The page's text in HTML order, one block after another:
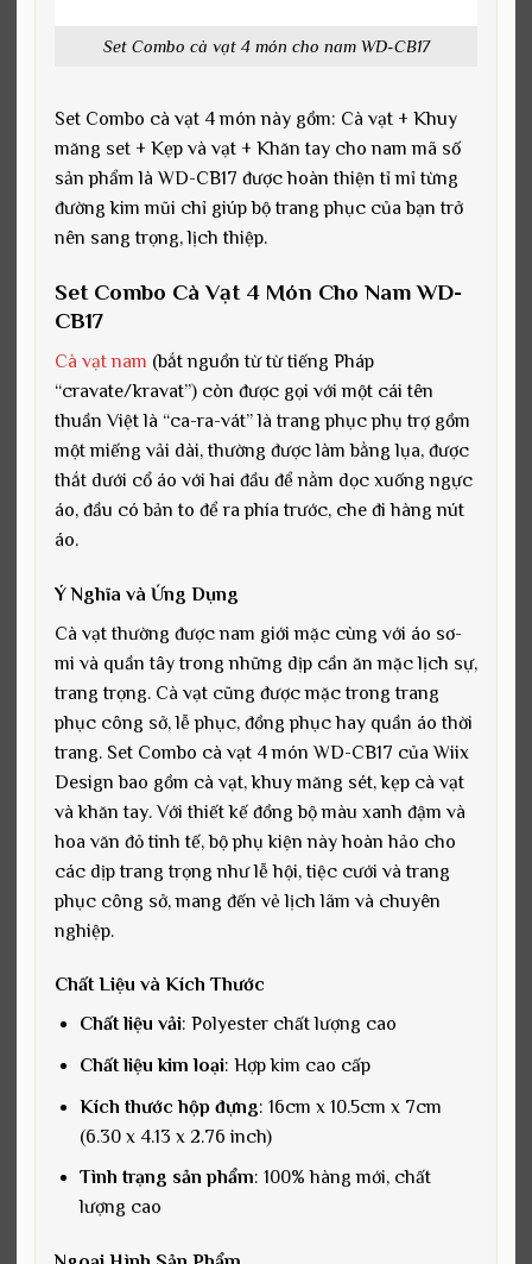
Set Combo cà vạt 4 món cho nam WD-CB17
Set Combo cà vạt 4 món này gồm: Cà vạt + Khuy
măng set + Kẹp và vạt + Khăn tay cho nam mã số
sản phẩm là WD-CB17 được hoàn thiện tỉ mỉ từng
đường kim mũi chỉ giúp bộ trang phục của bạn trở
nên sang trọng, lịch thiệp.
Set Combo Cà Vạt 4 Món Cho Nam WD-
CB17
Cà vạt nam (bắt nguồn từ từ tiếng Pháp
“cravate/kravat”) còn được gọi với một cái tên
thuần Việt là “ca-ra-vát” là trang phục phụ trợ gồm
một miếng vải dài, thường được làm bằng lụa, được
thắt dưới cổ áo với hai đầu để nằm dọc xuống ngực
áo, đầu có bản to để ra phía trước, che đi hàng nút
áo.
Ý Nghĩa và Ứng Dụng
Cà vạt thường được nam giới mặc cùng với áo sơ-
mi và quần tây trong những dịp cần ăn mặc lịch sự,
trang trọng. Cà vạt cũng được mặc trong trang
phục công sở, lễ phục, đồng phục hay quần áo thời
trang. Set Combo cà vạt 4 món WD-CB17 của Wiix
Design bao gồm cà vạt, khuy măng sét, kẹp cà vạt
và khăn tay. Với thiết kế đồng bộ màu xanh đậm và
hoa văn đỏ tinh tế, bộ phụ kiện này hoàn hảo cho
các dịp trang trọng như lễ hội, tiệc cưới và trang
phục công sở, mang đến vẻ lịch lãm và chuyên
nghiệp.
Chất Liệu và Kích Thước
Chất liệu vải: Polyester chất lượng cao
Chất liệu kim loại: Hợp kim cao cấp
Kích thước hộp đựng: 16cm x 10.5cm x 7cm
(6.30 x 4.13 x 2.76 inch)
Tình trạng sản phẩm: 100% hàng mới, chất
lượng cao